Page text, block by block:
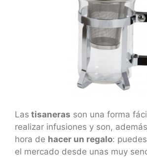
Las tisaneras son una forma
realizar infusiones y son,
hora de hacer un regalo:
el mercado desde unas muy